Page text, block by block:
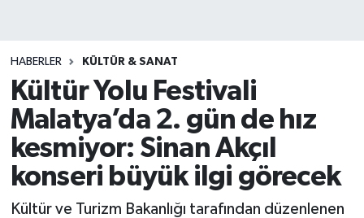
HABERLER KÜLTÜR & SANAT
Kültür Yolu Festivali
Malatya’da 2. gün de hız
kesmiyor: Sinan Akçıl
konseri büyük ilgi görecek
Kültür ve Turizm Bakanlığı tarafından düzenlenen
Magazin
Siyaset
Spor
Yaşam
Son Dakika Haberleri
Haber Arşivi